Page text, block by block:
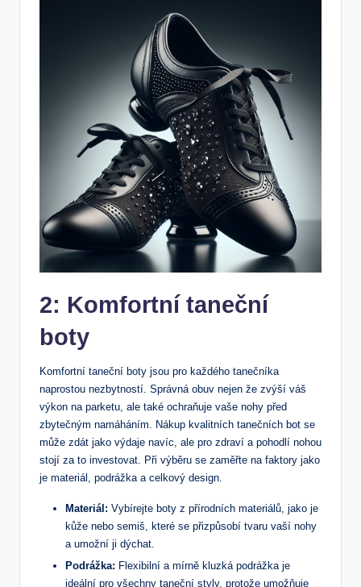
2: Komfortní taneční
boty
Komfortní taneční boty jsou pro každého tanečníka
naprostou nezbytností. Správná obuv nejen že zvýší váš
výkon na parketu, ale také ochraňuje vaše nohy před
zbytečným namáháním. Nákup kvalitních tanečních bot se
může zdát jako výdaje navíc, ale pro zdraví a pohodlí nohou
stojí za to investovat. Při výběru se zaměřte na faktory jako
je materiál, podrážka a celkový design.
Materiál: Vybírejte boty z přírodních materiálů, jako je
kůže nebo semiš, které se přizpůsobí tvaru vaší nohy
a umožní ji dýchat.
Podrážka: Flexibilní a mírně kluzká podrážka je
ideální pro všechny taneční styly, protože umožňuje